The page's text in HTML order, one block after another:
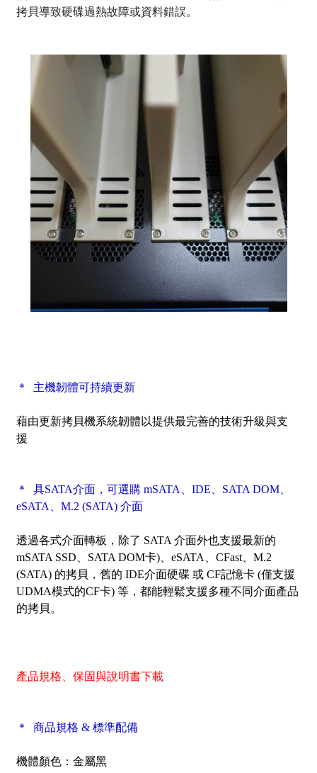
拷貝導致硬碟過熱故障或資料錯誤。
＊ 主機韌體可持續更新
藉由更新拷貝機系統韌體以提供最完善的技術升級與支
援
＊ 具SATA介面，可選購 mSATA、IDE、SATA DOM、
eSATA、M.2 (SATA) 介面
透過各式介面轉板，除了 SATA 介面外也支援最新的
mSATA SSD、SATA DOM卡)、eSATA、CFast、M.2
(SATA) 的拷貝，舊的 IDE介面硬碟 或 CF記憶卡 (僅支援
UDMA模式的CF卡) 等，都能輕鬆支援多種不同介面產品
的拷貝。
產品規格、保固與說明書下載
＊ 商品規格 & 標準配備
機體顏色：金屬黑